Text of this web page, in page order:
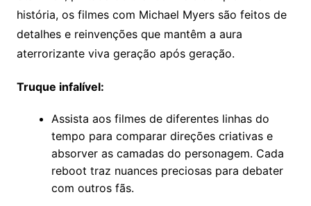
história, os filmes com Michael Myers são feitos de
detalhes e reinvenções que mantêm a aura
aterrorizante viva geração após geração.
Truque infalível:
Assista aos filmes de diferentes linhas do
tempo para comparar direções criativas e
absorver as camadas do personagem. Cada
reboot traz nuances preciosas para debater
com outros fãs.